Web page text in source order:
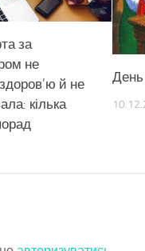
за
не
й не
кілька
День